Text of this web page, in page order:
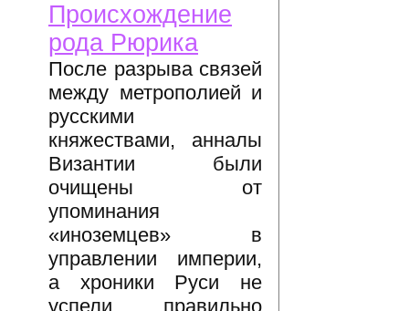
Происхождение
рода Рюрика
После разрыва связей
между метрополией и
русскими
княжествами, анналы
Византии были
очищены от
упоминания
«иноземцев» в
управлении империи,
а хроники Руси не
успели правильно